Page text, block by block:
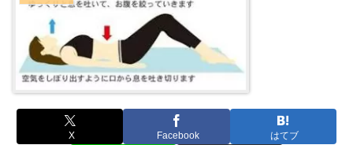
X Facebook はてブ